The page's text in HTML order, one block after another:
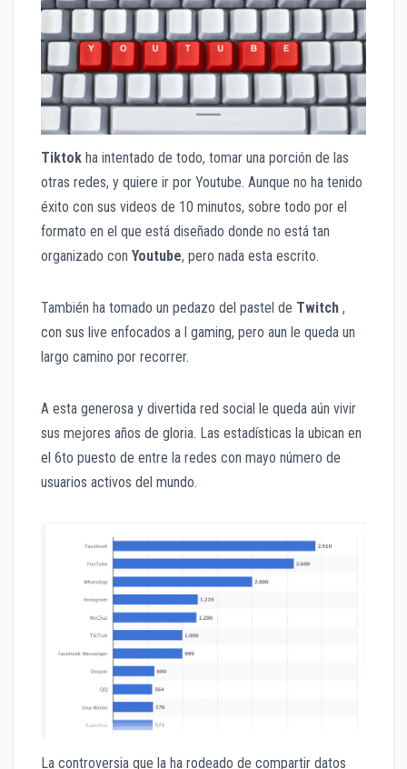
Tiktok ha intentado de todo, tomar una porción de las
otras redes, y quiere ir por Youtube. Aunque no ha tenido
éxito con sus videos de 10 minutos, sobre todo por el
formato en el que está diseñado donde no está tan
organizado con Youtube, pero nada esta escrito.
También ha tomado un pedazo del pastel de Twitch ,
con sus live enfocados a l gaming, pero aun le queda un
largo camino por recorrer.
A esta generosa y divertida red social le queda aún vivir
sus mejores años de gloria. Las estadísticas la ubican en
el 6to puesto de entre la redes con mayo número de
usuarios activos del mundo.
La controversia que la ha rodeado de compartir datos